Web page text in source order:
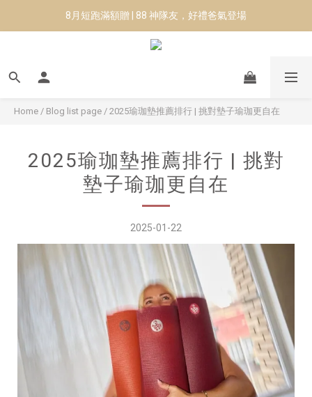
8月短跑滿額贈 | 88 神隊友，好禮爸氣登場
8月短跑滿額贈 | 88 神隊友，好禮爸氣登場
✨CURARING-韓國多功能深層按摩環｜新品預購88折！✨
Manduka-跟著青蛙去旅行｜快閃第二站-台南
8月短跑滿額贈 | 88 神隊友，好禮爸氣登場
Home / Blog list page / 2025瑜珈墊推薦排行 | 挑對墊子瑜珈更自在
2025瑜珈墊推薦排行 | 挑對
墊子瑜珈更自在
2025-01-22